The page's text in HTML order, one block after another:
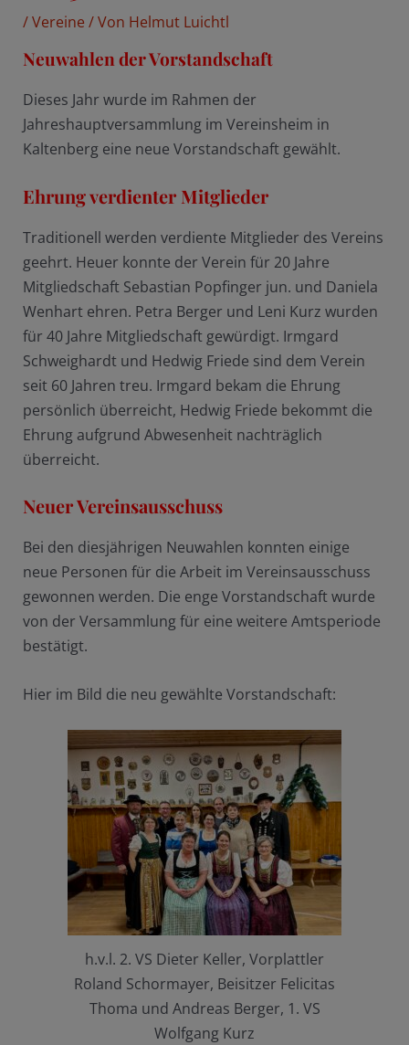
/Vereine / Von Helmut Luichtl
Neuwahlen der Vorstandschaft
Dieses Jahr wurde im Rahmen der
Jahreshauptversammlung im Vereinsheim in
Kaltenberg eine neue Vorstandschaft gewählt.
Ehrung verdienter Mitglieder
Traditionell werden verdiente Mitglieder des Vereins
geehrt. Heuer konnte der Verein für 20 Jahre
Mitgliedschaft Sebastian Popfinger jun. und Daniela
Wenhart ehren. Petra Berger und Leni Kurz wurden
für 40 Jahre Mitgliedschaft gewürdigt. Irmgard
Schweighardt und Hedwig Friede sind dem Verein
seit 60 Jahren treu. Irmgard bekam die Ehrung
persönlich überreicht, Hedwig Friede bekommt die
Ehrung aufgrund Abwesenheit nachträglich
überreicht.
Neuer Vereinsausschuss
Bei den diesjährigen Neuwahlen konnten einige
neue Personen für die Arbeit im Vereinsausschuss
gewonnen werden. Die enge Vorstandschaft wurde
von der Versammlung für eine weitere Amtsperiode
bestätigt.
Hier im Bild die neu gewählte Vorstandschaft:
h.v.l. 2. VS Dieter Keller, Vorplattler
Roland Schormayer, Beisitzer Felicitas
Thoma und Andreas Berger, 1. VS
Wolfgang Kurz